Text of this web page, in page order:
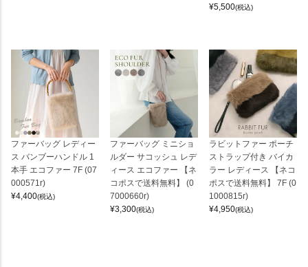
¥5,500(税込)
ファーバッグ レディー
ス バンブーハンドル 1
本手 エコファー 7F (07
000571r)
¥4,400(税込)
ファーバッグ ミニショ
ルダー サコッシュ レデ
ィース エコファー 【ネ
コポスで送料無料】 (0
7000660r)
¥3,300(税込)
ラビットファー ポーチ
ストラップ付き バイカ
ラー レディース 【ネコ
ポスで送料無料】 7F (0
1000815r)
¥4,950(税込)